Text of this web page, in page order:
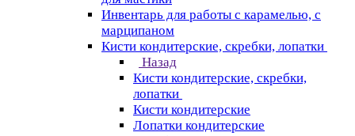
Инвентарь для работы с карамелью, с
марципаном
Кисти кондитерские, скребки, лопатки
Назад
Кисти кондитерские, скребки,
лопатки
Кисти кондитерские
Лопатки кондитерские